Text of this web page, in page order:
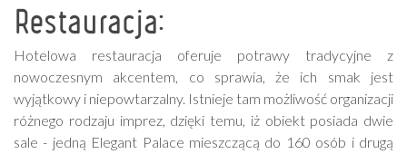
Restauracja:
Hotelowa restauracja oferuje potrawy tradycyjne z
nowoczesnym akcentem, co sprawia, że ich smak jest
wyjątkowy i niepowtarzalny. Istnieje tam możliwość organizacji
różnego rodzaju imprez, dzięki temu, iż obiekt posiada dwie
sale - jedną Elegant Palace mieszczącą do 160 osób i drugą